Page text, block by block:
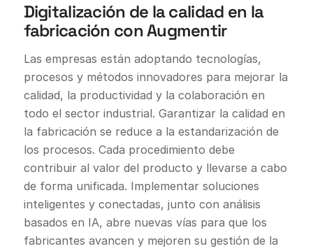
Digitalización de la calidad en la
fabricación con Augmentir
Las empresas están adoptando tecnologías,
procesos y métodos innovadores para mejorar la
calidad, la productividad y la colaboración en
todo el sector industrial. Garantizar la calidad en
la fabricación se reduce a la estandarización de
los procesos. Cada procedimiento debe
contribuir al valor del producto y llevarse a cabo
de forma unificada. Implementar soluciones
inteligentes y conectadas, junto con análisis
basados en IA, abre nuevas vías para que los
fabricantes avancen y mejoren su gestión de la